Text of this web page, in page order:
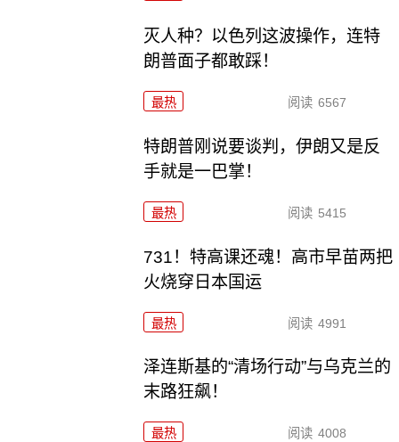
灭人种？以色列这波操作，连特
朗普面子都敢踩！
最热 阅读 6567
特朗普刚说要谈判，伊朗又是反
手就是一巴掌！
最热 阅读 5415
731！特高课还魂！高市早苗两把
火烧穿日本国运
最热 阅读 4991
泽连斯基的“清场行动”与乌克兰的
末路狂飙！
最热 阅读 4008